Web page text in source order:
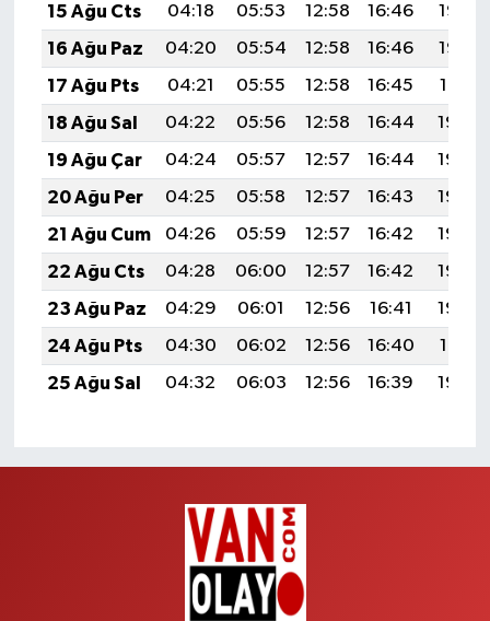
15 Ağu Cts
04:18 05:53 12:58 16:46
19:53
16 Ağu Paz
04:20 05:54 12:58 16:46
19:52
17 Ağu Pts
04:21 05:55 12:58 16:45
19:51
18 Ağu Sal
04:22 05:56 12:58 16:44
19:49
19 Ağu Çar
04:24 05:57 12:57 16:44
19:48
20 Ağu Per
04:25 05:58 12:57 16:43
19:46
21 Ağu Cum
04:26 05:59 12:57 16:42
19:45
22 Ağu Cts
04:28 06:00 12:57 16:42
19:44
23 Ağu Paz
04:29 06:01 12:56 16:41
19:42
24 Ağu Pts
04:30 06:02 12:56 16:40
19:41
25 Ağu Sal
04:32 06:03 12:56 16:39 19:39